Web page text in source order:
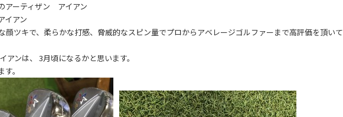
アーティザン アイアン
イアン
顔ツキで、柔らかな打感、脅威的なスピン量でプロからアベレージゴルファーまで高評価を頂いて
アンは、 3月頃になるかと思います。
。